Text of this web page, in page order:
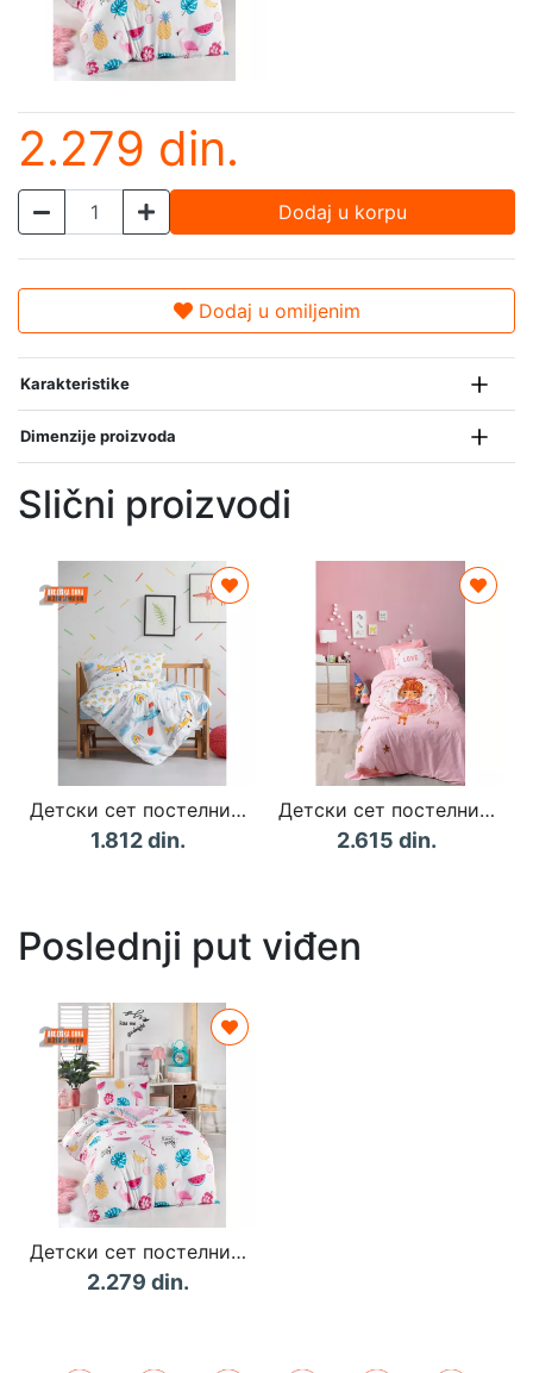
2.279 din.
Dodaj u korpu
Dodaj u omiljenim
Karakteristike
Dimenzije proizvoda
Slični proizvodi
Детски сет постелнина и навлаки за единичен кревет Sky сина
1.812 din.
Детски сет постелнина за единичен кревет Jerry
2.615 din.
Poslednji put viđen
Детски сет постелнина за единичен кревет Kokteyl
2.279 din.